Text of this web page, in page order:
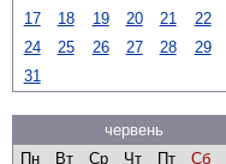
17
18 19 20 21 22
24
25 26 27 28 29
31
червень
Пн
Вт Ср Чт Пт Сб